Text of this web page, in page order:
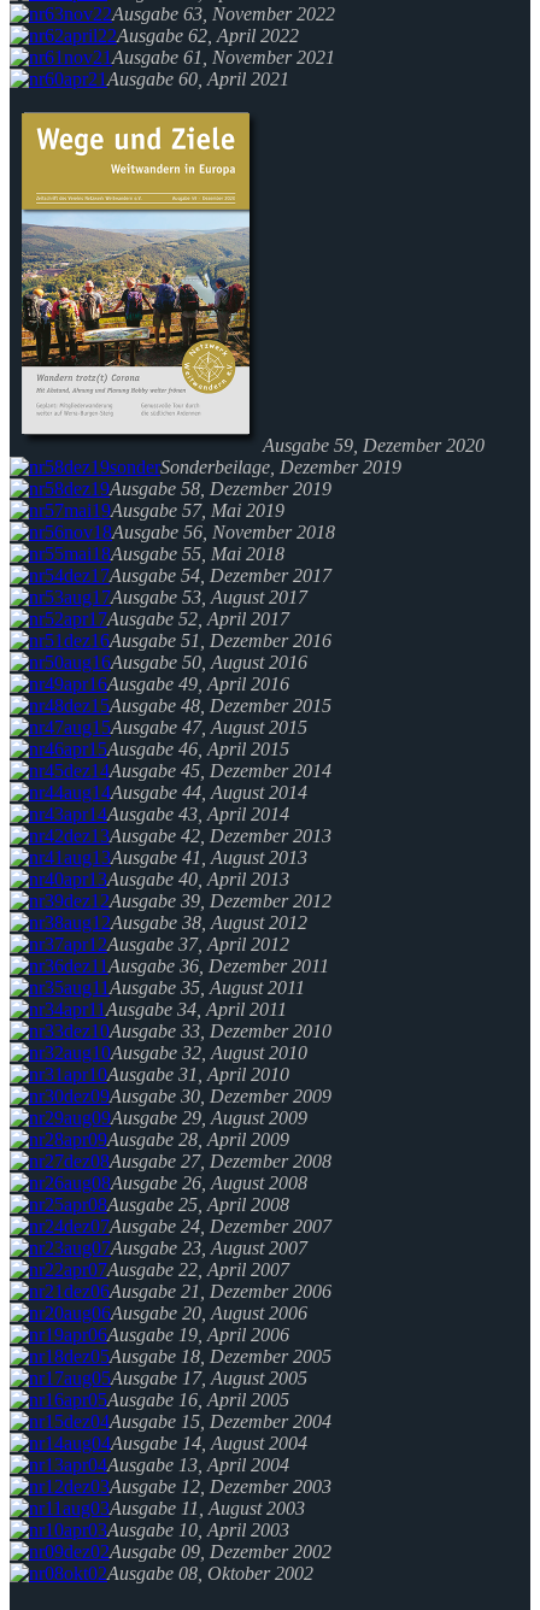
Ausgabe 63, November 2022
Ausgabe 62, April 2022
Ausgabe 61, November 2021
Ausgabe 60, April 2021
Ausgabe 59, Dezember 2020
Sonderbeilage, Dezember 2019
Ausgabe 58, Dezember 2019
Ausgabe 57, Mai 2019
Ausgabe 56, November 2018
Ausgabe 55, Mai 2018
Ausgabe 54, Dezember 2017
Ausgabe 53, August 2017
Ausgabe 52, April 2017
Ausgabe 51, Dezember 2016
Ausgabe 50, August 2016
Ausgabe 49, April 2016
Ausgabe 48, Dezember 2015
Ausgabe 47, August 2015
Ausgabe 46, April 2015
Ausgabe 45, Dezember 2014
Ausgabe 44, August 2014
Ausgabe 43, April 2014
Ausgabe 42, Dezember 2013
Ausgabe 41, August 2013
Ausgabe 40, April 2013
Ausgabe 39, Dezember 2012
Ausgabe 38, August 2012
Ausgabe 37, April 2012
Ausgabe 36, Dezember 2011
Ausgabe 35, August 2011
Ausgabe 34, April 2011
Ausgabe 33, Dezember 2010
Ausgabe 32, August 2010
Ausgabe 31, April 2010
Ausgabe 30, Dezember 2009
Ausgabe 29, August 2009
Ausgabe 28, April 2009
Ausgabe 27, Dezember 2008
Ausgabe 26, August 2008
Ausgabe 25, April 2008
Ausgabe 24, Dezember 2007
Ausgabe 23, August 2007
Ausgabe 22, April 2007
Ausgabe 21, Dezember 2006
Ausgabe 20, August 2006
Ausgabe 19, April 2006
Ausgabe 18, Dezember 2005
Ausgabe 17, August 2005
Ausgabe 16, April 2005
Ausgabe 15, Dezember 2004
Ausgabe 14, August 2004
Ausgabe 13, April 2004
Ausgabe 12, Dezember 2003
Ausgabe 11, August 2003
Ausgabe 10, April 2003
Ausgabe 09, Dezember 2002
Ausgabe 08, Oktober 2002